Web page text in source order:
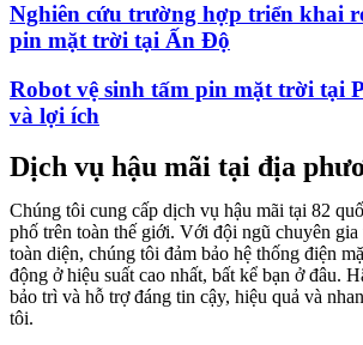
Nghiên cứu trường hợp triển khai
pin mặt trời tại Ấn Độ
Robot vệ sinh tấm pin mặt trời tại
và lợi ích
Dịch vụ hậu mãi tại địa
Chúng tôi cung cấp dịch vụ hậu mãi tại 82
phố trên toàn thế giới. Với đội ngũ chuyên
toàn diện, chúng tôi đảm bảo hệ thống điện
động ở hiệu suất cao nhất, bất kể bạn ở đâu.
bảo trì và hỗ trợ đáng tin cậy, hiệu quả và
tôi.